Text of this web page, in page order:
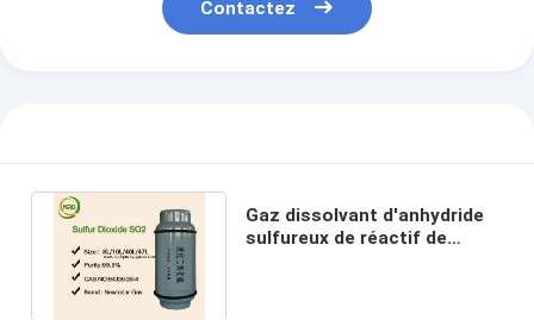
Contactez
Gaz dissolvant d'anhydride
sulfureux de réactif de